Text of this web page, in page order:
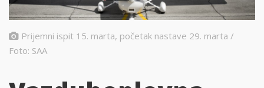
Prijemni ispit 15. marta, početak nastave 29. marta /
Foto: SAA